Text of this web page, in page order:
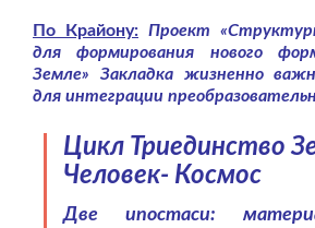
По Крайону: Проект
для формирования нового
Земле» Закладка жизненно
для интеграции
Цикл Триединство
Человек- Космос
Две ипостаси: